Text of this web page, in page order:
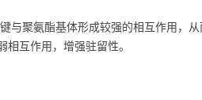
与聚氨酯基体形成较强的相互作用，
互作用，增强驻留性。